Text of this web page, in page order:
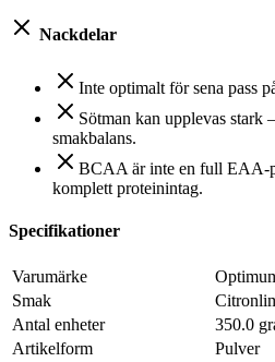
Nackdelar
Inte optimalt för sena pass
Sötman kan upplevas stark
smakbalans.
BCAA är inte en full EAA-
komplett proteinintag.
Specifikationer
Varumärke
Smak
Antal enheter
350.0
Artikelform
Pulver